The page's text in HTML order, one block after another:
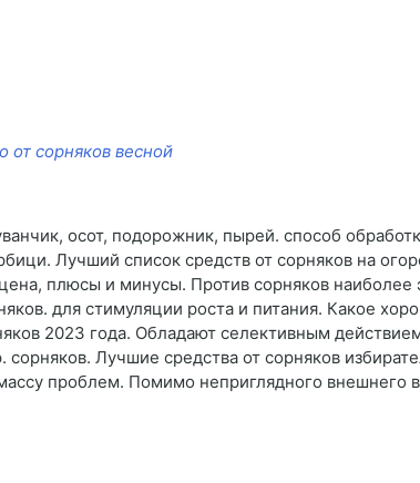
от сорняков весной
осот, подорожник, пырей. способ
Лучший список средств от сорняков на
плюсы и минусы. Против сорняков наиболее
для стимуляции роста и питания. Какое
2023 года. Обладают селективным
Лучшие средства от сорняков
проблем. Помимо неприглядного внешнего